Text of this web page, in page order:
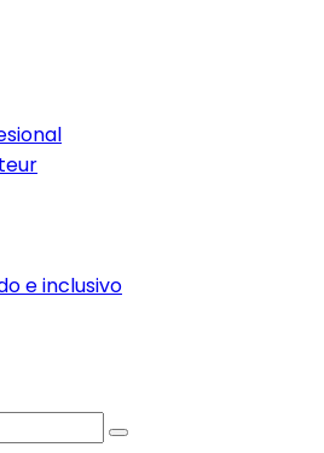
e inclusivo